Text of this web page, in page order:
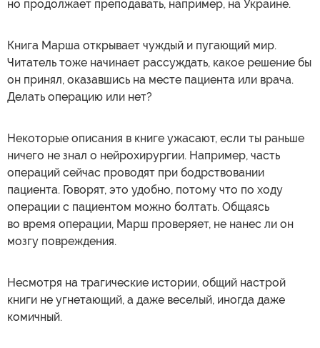
но продолжает преподавать, например, на Украине.
Книга Марша открывает чуждый и пугающий мир.
Читатель тоже начинает рассуждать, какое решение бы
он принял, оказавшись на месте пациента или врача.
Делать операцию или нет?
Некоторые описания в книге ужасают, если ты раньше
ничего не знал о нейрохирургии. Например, часть
операций сейчас проводят при бодрствовании
пациента. Говорят, это удобно, потому что по ходу
операции с пациентом можно болтать. Общаясь
во время операции, Марш проверяет, не нанес ли он
мозгу повреждения.
Несмотря на трагические истории, общий настрой
книги не угнетающий, а даже веселый, иногда даже
комичный.